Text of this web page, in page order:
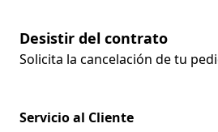
Desistir del contrato
Solicita la cancelación de tu
Servicio al Cliente